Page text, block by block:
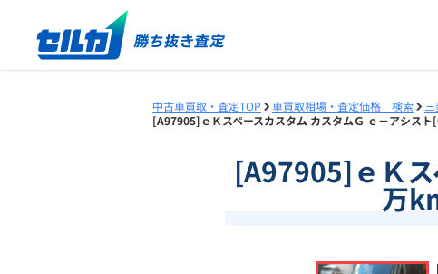
中古車買取・査定TOP 車買取相場・査定価格 検索
[A97905]ｅＫスペースカスタム カスタムＧ ｅ－アシス
[A97905]ｅＫ
万